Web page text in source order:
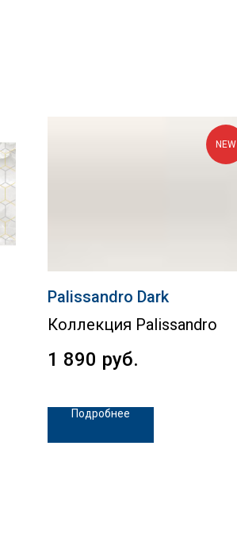
NEW
Palissandro Dark
Коллекция Palissandro
1 890 руб.
Подробнее